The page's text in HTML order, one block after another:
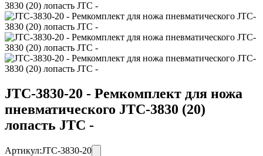
JTC-3830-20 - Ремкомплект для ножа
пневматического JTC-3830 (20)
лопасть JTC -
Артикул:JTC-3830-20